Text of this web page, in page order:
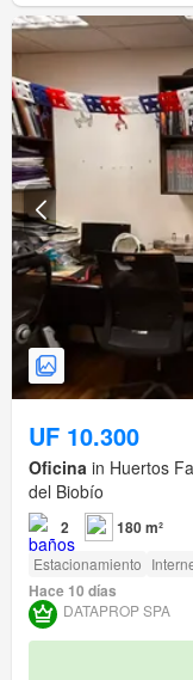
UF 10.300
Oficina in Huertos
del Biobío
2 180 m²
Estacionamiento
Hace 10 días
DATAPROP SPA